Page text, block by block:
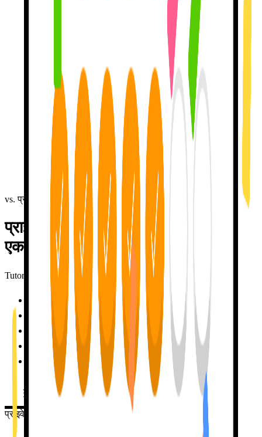
मूवीज़, ट्रैवल, म्यूज़िक, किताबें — एक टॉपिक चुनिए, फिर मुझे अपनी आने
वाली ट्रिप, अपने पसंदीदा शो, उस एल्बम के बारे में बताइए जिसे आप बार-बार
सुन रहे हैं। आम पाठ भूल जाते हैं। निजी बातचीत याद रहती है।
मदद और सिखाने के लिए।
कोई शब्द भूल गए? मैं उसे उसी मूवी के उदाहरणों से सिखाऊँगी जिसका ज़िक्र
आपने पिछले हफ़्ते किया था, उस ट्रिप से जिसकी आप योजना बना रहे हैं — वो
चीज़ें जिनकी आपको असल में परवाह है। दूसरी ऐप्स आपको बंद करते ही भूल
असली अभ्यास के लिए स्ट्रीक कमाएं।
हर दिन आइए। बाक़ी मैं संभाल लूँगी। स्ट्रीक
असली मैसेज भेजने से कमाई
, किसी बटन को दबाकर एक नंबर ज़िंदा रखने से नहीं। कोई नक़ली
इनाम नहीं। पूरा मोटिवेशन। कोई गिल्ट-ट्रिप नहीं।
vs. प्राइवेट ट्यूटर
प्राइवेट-ट्यूटर वाले नतीजे।
एक ट्यूटरिंग सेशन से भी कम में।
TutorLily
प्राइवेट ट्यूटर से 50x सस्ती ✓
24/7 उपलब्ध, कोई शेड्यूलिंग नहीं
ग़लतियों के साथ अनंत सब्र
✓
जो आप मुझसे शेयर करते हैं वो याद रखती हूँ
ज़ीरो प्रेशर, कोई जजमेंट नहीं
✓
मुफ्त में आज़माएंTUTORLILY मुफ्त में आज़माएं
प्राइवेट ट्यूटर